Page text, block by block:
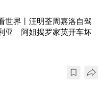
世界丨汪明荃周嘉洛自驾
亚 阿姐揭罗家英开车坏